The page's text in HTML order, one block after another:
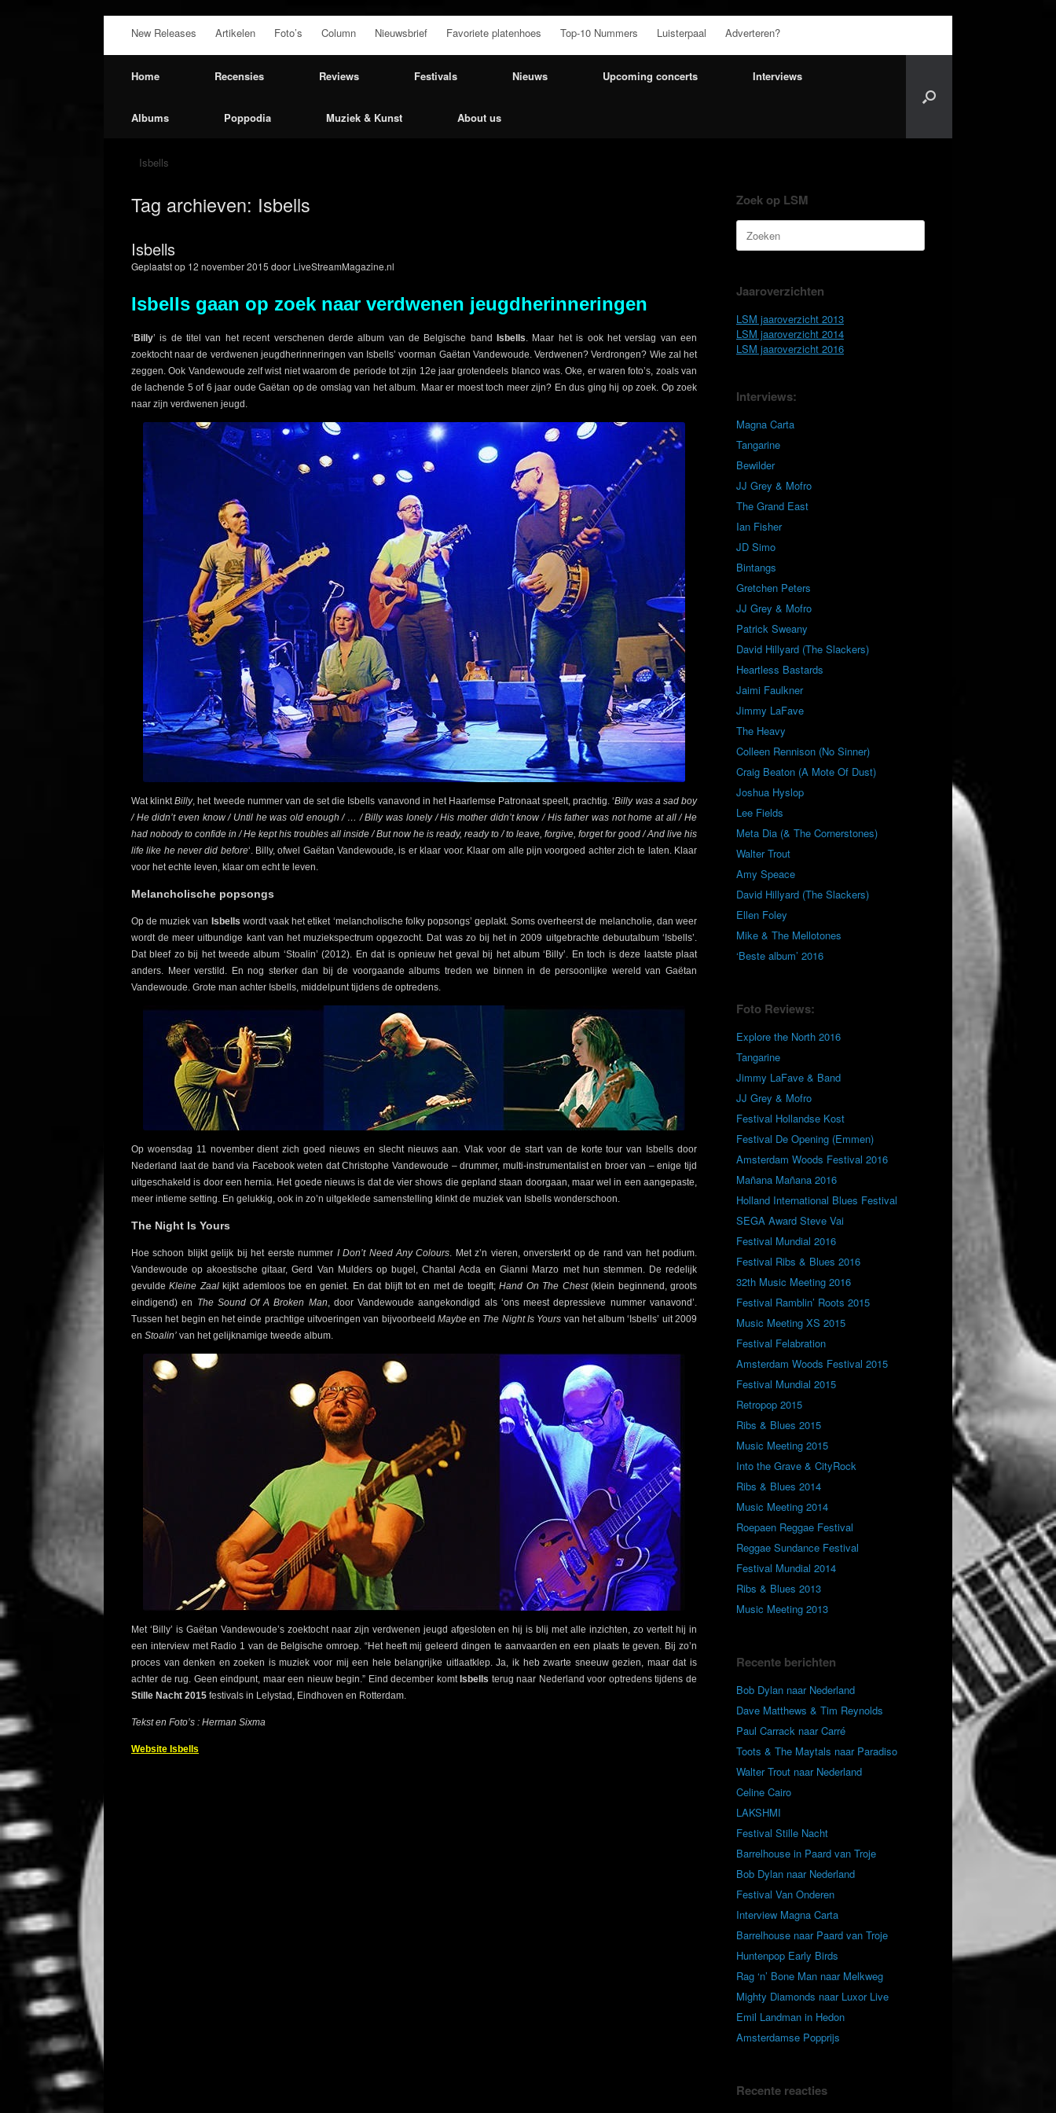
de
New Releases Artikelen Foto’s Column Nieuwsbrief Favoriete platenhoes Top-10 Nummers Luisterpaal Adverteren?
Home Recensies Reviews Festivals Nieuws Upcoming concerts Interviews
Albums Poppodia Muziek & Kunst About us
Isbells
Tag archieven: Isbells
Isbells
Geplaatst op 12 november 2015 door LiveStreamMagazine.nl
Isbells gaan op zoek naar verdwenen jeugdherinneringen
‘Billy’ is de titel van het recent verschenen derde album van de Belgische bandIsbells . Maar het is ook het verslag van een
zoektocht naar de verdwenen jeugdherinneringen van Isbells’ voorman Gaëtan Vandewoude. Verdwenen? Verdrongen? Wie zal het
zeggen. Ook Vandewoude zelf wist niet waarom de periode tot zijn 12e jaar grotendeels blanco was. Oke, er waren foto’s, zoals van
de lachende 5 of 6 jaar oude Gaëtan op de omslag van het album. Maar er moest toch meer zijn? En dus ging hij op zoek. Op zoek
naar zijn verdwenen jeugd.
Wat klinkt Billy, het tweede nummer van de set die Isbells vanavond in het Haarlemse Patronaat speelt, prachtig. ‘Billy was a sad boy
/ He didn’t even know / Until he was old enough / … / Billy was lonely / His mother didn’t know / His father was not home at all / He
had nobody to confide in / He kept his troubles all inside / But now he is ready, ready to / to leave, forgive, forget for good / And live his
life like he never did before‘. Billy, ofwel Gaëtan Vandewoude, is er klaar voor. Klaar om alle pijn voorgoed achter zich te laten. Klaar
voor het echte leven, klaar om echt te leven.
Melancholische popsongs
Op de muziek van Isbells wordt vaak het etiket ‘melancholische folky popsongs’ geplakt. Soms overheerst de melancholie, dan weer
wordt de meer uitbundige kant van het muziekspectrum opgezocht. Dat was zo bij het in 2009 uitgebrachte debuutalbum ‘Isbells’.
Dat bleef zo bij het tweede album ‘Stoalin’ (2012). En dat is opnieuw het geval bij het album ‘Billy’. En toch is deze laatste plaat
anders. Meer verstild. En nog sterker dan bij de voorgaande albums treden we binnen in de persoonlijke wereld van Gaëtan
Vandewoude. Grote man achter Isbells, middelpunt tijdens de optredens.
Op woensdag 11 november dient zich goed nieuws en slecht nieuws aan. Vlak voor de start van de korte tour van Isbells door
Nederland laat de band via Facebook weten dat Christophe Vandewoude – drummer, multi-instrumentalist en broer van – enige tijd
uitgeschakeld is door een hernia. Het goede nieuws is dat de vier shows die gepland staan doorgaan, maar wel in een aangepaste,
meer intieme setting. En gelukkig, ook in zo’n uitgeklede samenstelling klinkt de muziek van Isbells wonderschoon.
The Night Is Yours
Hoe schoon blijkt gelijk bij het eerste nummer I Don’t Need Any Colours . Met z’n vieren, onversterkt op de rand van het podium.
Vandewoude op akoestische gitaar, Gerd Van Mulders op bugel, Chantal Acda en Gianni Marzo met hun stemmen. De redelijk
gevuldeKleine Zaalkijkt ademloos toe en geniet. En dat blijft tot en met de toegift;Hand On The Chest(klein beginnend, groots
eindigend) en The Sound Of A Broken Man , door Vandewoude aangekondigd als ‘ons meest depressieve nummer vanavond’.
Tussen het begin en het einde prachtige uitvoeringen van bijvoorbeeld Maybeen The Night Is Yours van het album ‘Isbells’ uit 2009
en Stoalin’ van het gelijknamige tweede album.
Met ‘Billy’ is Gaëtan Vandewoude’s zoektocht naar zijn verdwenen jeugd afgesloten en hij is blij met alle inzichten, zo vertelt hij in
een interview met Radio 1 van de Belgische omroep. “Het heeft mij geleerd dingen te aanvaarden en een plaats te geven. Bij zo’n
proces van denken en zoeken is muziek voor mij een hele belangrijke uitlaatklep. Ja, ik heb zwarte sneeuw gezien, maar dat is
achter de rug. Geen eindpunt, maar een nieuw begin.” Eind december komtIsbells terug naar Nederland voor optredens tijdens de
Stille Nacht 2015 festivals in Lelystad, Eindhoven en Rotterdam.
Tekst en Foto’s : Herman Sixma
Website Isbells
Zoek op LSM
Zoeken
naar:
Jaaroverzichten
LSM jaaroverzicht 2013
LSM jaaroverzicht 2014
LSM jaaroverzicht 2016
Interviews:
Magna Carta
Tangarine
Bewilder
JJ Grey & Mofro
The Grand East
Ian Fisher
JD Simo
Bintangs
Gretchen Peters
JJ Grey & Mofro
Patrick Sweany
David Hillyard (The Slackers)
Heartless Bastards
Jaimi Faulkner
Jimmy LaFave
The Heavy
Colleen Rennison (No Sinner)
Craig Beaton (A Mote Of Dust)
Joshua Hyslop
Lee Fields
Meta Dia (& The Cornerstones)
Walter Trout
Amy Speace
David Hillyard (The Slackers)
Ellen Foley
Mike & The Mellotones
‘Beste album’ 2016
Foto Reviews:
Explore the North 2016
Tangarine
Jimmy LaFave & Band
JJ Grey & Mofro
Festival Hollandse Kost
Festival De Opening (Emmen)
Amsterdam Woods Festival 2016
Mañana Mañana 2016
Holland International Blues Festival
SEGA Award Steve Vai
Festival Mundial 2016
Festival Ribs & Blues 2016
32th Music Meeting 2016
Festival Ramblin’ Roots 2015
Music Meeting XS 2015
Festival Felabration
Amsterdam Woods Festival 2015
Festival Mundial 2015
Retropop 2015
Ribs & Blues 2015
Music Meeting 2015
Into the Grave & CityRock
Ribs & Blues 2014
Music Meeting 2014
Roepaen Reggae Festival
Reggae Sundance Festival
Festival Mundial 2014
Ribs & Blues 2013
Music Meeting 2013
Recente berichten
Bob Dylan naar Nederland
Dave Matthews & Tim Reynolds
Paul Carrack naar Carré
Toots & The Maytals naar Paradiso
Walter Trout naar Nederland
Celine Cairo
LAKSHMI
Festival Stille Nacht
Barrelhouse in Paard van Troje
Bob Dylan naar Nederland
Festival Van Onderen
Interview Magna Carta
Barrelhouse naar Paard van Troje
Huntenpop Early Birds
Rag ‘n’ Bone Man naar Melkweg
Mighty Diamonds naar Luxor Live
Emil Landman in Hedon
Amsterdamse Popprijs
Recente reacties